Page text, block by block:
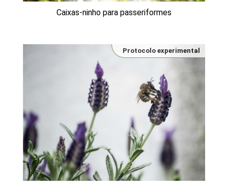
Caixas-ninho para passeriformes
Protocolo experimental